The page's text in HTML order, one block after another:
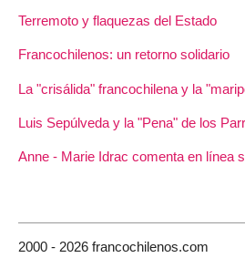
Terremoto y flaquezas del Estado
Francochilenos: un retorno solidario
La "crisálida" francochilena y la
Luis Sepúlveda y la "Pena" de los
Anne - Marie Idrac comenta en línea
2000 - 2026 francochilenos.com